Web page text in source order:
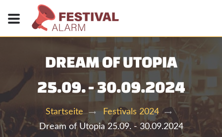
DREAM OF UTOPIA
25.09. - 30.09.2024
Startseite
Festivals 2024
Dream of Utopia 25.09. - 30.09.2024